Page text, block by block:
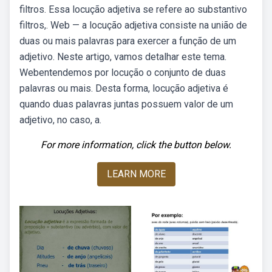
filtros. Essa locução adjetiva se refere ao substantivo
filtros,. Web — a locução adjetiva consiste na união de
duas ou mais palavras para exercer a função de um
adjetivo. Neste artigo, vamos detalhar este tema.
Webentendemos por locução o conjunto de duas
palavras ou mais. Desta forma, locução adjetiva é
quando duas palavras juntas possuem valor de um
adjetivo, no caso, a.
For more information, click the button below.
LEARN MORE